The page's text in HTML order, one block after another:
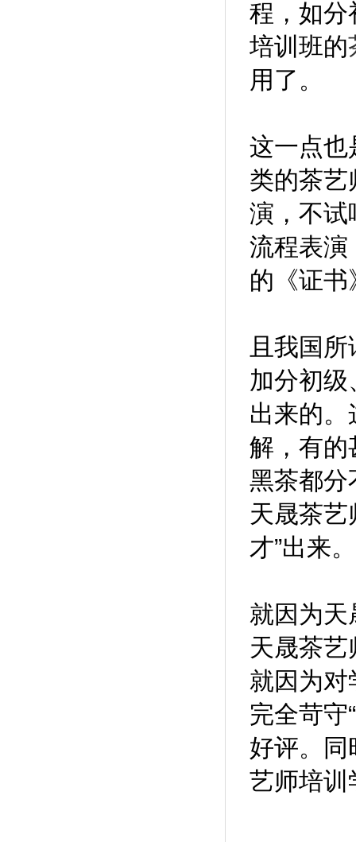
程，如分
培训班的
用了。
这一点也
类的茶艺
演，不试
流程表演
的《证
且我国所
加分初
出来的
解，有的
黑茶都分
天晟茶艺
才”出来。
就因为天
天晟茶
就因为对
完全苛守
好评。同
艺师培训